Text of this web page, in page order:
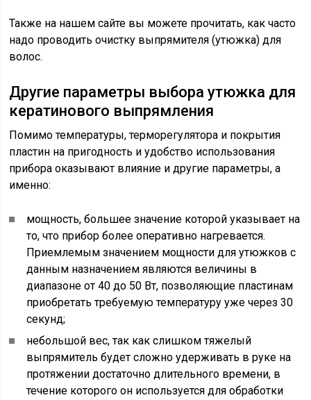
Также на нашем сайте вы можете прочитать, как часто
надо проводить очистку выпрямителя (утюжка) для
волос.
Другие параметры выбора утюжка для
кератинового выпрямления
Помимо температуры, терморегулятора и покрытия
пластин на пригодность и удобство использования
прибора оказывают влияние и другие параметры, а
именно:
мощность, большее значение которой указывает на
то, что прибор более оперативно нагревается.
Приемлемым значением мощности для утюжков с
данным назначением являются величины в
диапазоне от 40 до 50 Вт, позволяющие пластинам
приобретать требуемую температуру уже через 30
секунд;
небольшой вес, так как слишком тяжелый
выпрямитель будет сложно удерживать в руке на
протяжении достаточно длительного времени, в
течение которого он используется для обработки